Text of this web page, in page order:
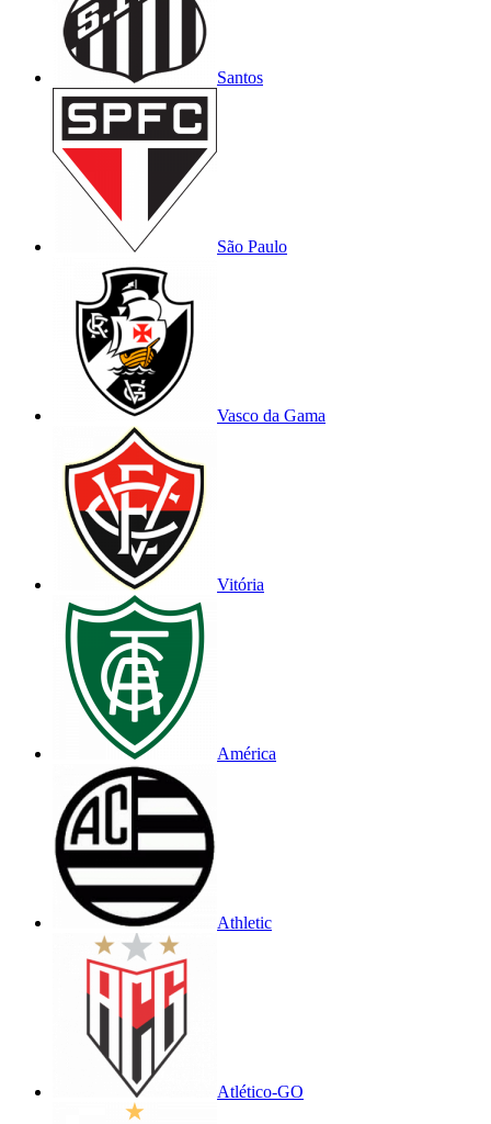
Santos
São Paulo
Vasco da Gama
Vitória
América
Athletic
Atlético-GO